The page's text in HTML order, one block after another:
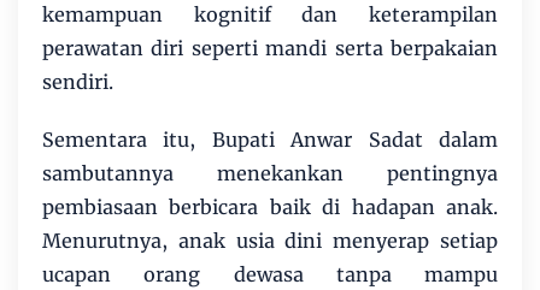
kemampuan kognitif dan keterampilan
perawatan diri seperti mandi serta berpakaian
sendiri.
Sementara itu, Bupati Anwar Sadat dalam
sambutannya menekankan pentingnya
pembiasaan berbicara baik di hadapan anak.
Menurutnya, anak usia dini menyerap setiap
ucapan orang dewasa tanpa mampu